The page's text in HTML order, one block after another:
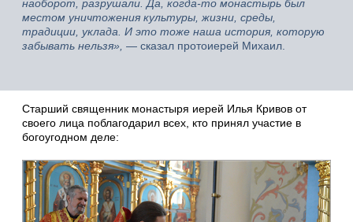
наоборот, разрушали. Да, когда-то монастырь был
местом уничтожения культуры, жизни, среды,
традиции, уклада. И это тоже наша история, которую
забывать нельзя», — сказал протоиерей Михаил.
Старший священник монастыря иерей Илья Кривов от
своего лица поблагодарил всех, кто принял участие в
богоугодном деле: